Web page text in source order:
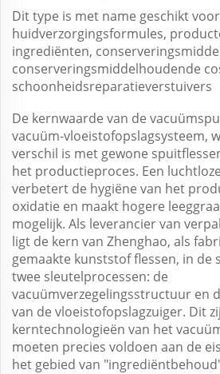
Dit type is met name geschikt
huidverzorgingsformules,
ingrediënten,
conserveringsmiddelhoudende
schoonheidsreparatieverstuivers
De kernwaarde van de
vacuüm-vloeistofopslagsysteem,
verschil is met gewone
het productieproces. Een
verbetert de hygiëne van het
oxidatie en maakt hogere
mogelijk. Als leverancier van
ligt de kern van Zhenghao, als
gemaakte kunststof flessen, in de
twee sleutelprocessen: de
vacuümverzegelingsstructuur en
van de vloeistofopslagzuiger. Dit
kerntechnologieën van het
moeten precies voldoen aan de
het gebied van